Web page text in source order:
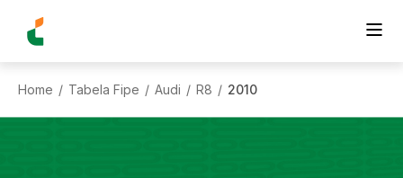
Home / Tabela Fipe / Audi / R8 / 2010